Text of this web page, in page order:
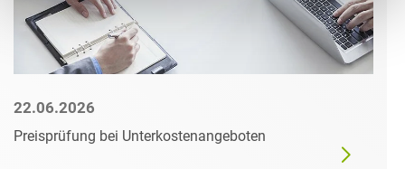
22.06.2026
Preisprüfung bei Unterkostenangeboten